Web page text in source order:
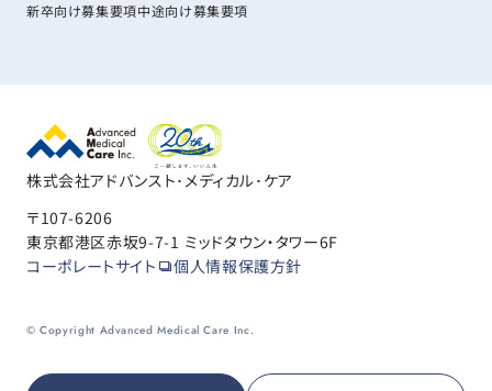
新卒向け募集要項中途向け募集要項
株式会社アドバンスト･メディカル･ケア
〒107-6206
東京都港区赤坂9-7-1 ミッドタウン・タワー6F
コーポレートサイト 個人情報保護方針
© Copyright Advanced Medical Care Inc.